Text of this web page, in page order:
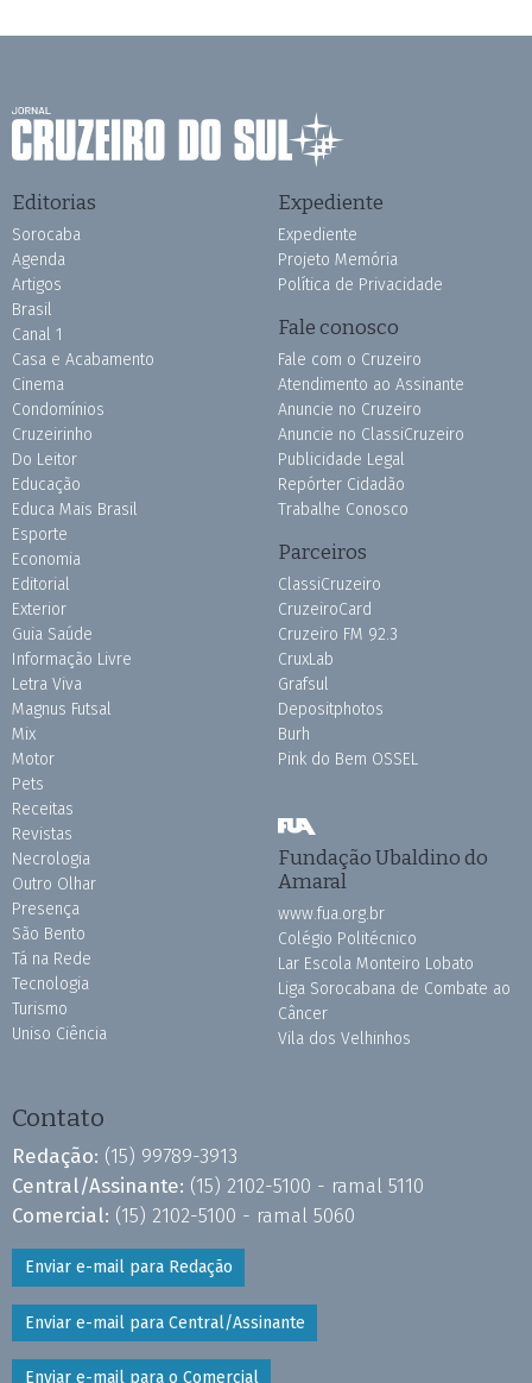
Editorias
Sorocaba
Agenda
Artigos
Brasil
Canal 1
Casa e Acabamento
Cinema
Condomínios
Cruzeirinho
Do Leitor
Educação
Educa Mais Brasil
Esporte
Economia
Editorial
Exterior
Guia Saúde
Informação Livre
Letra Viva
Magnus Futsal
Mix
Motor
Pets
Receitas
Revistas
Necrologia
Outro Olhar
Presença
São Bento
Tá na Rede
Tecnologia
Turismo
Uniso Ciência
Expediente
Expediente
Projeto Memória
Política de Privacidade
Fale conosco
Fale com o Cruzeiro
Atendimento ao Assinante
Anuncie no Cruzeiro
Anuncie no ClassiCruzeiro
Publicidade Legal
Repórter Cidadão
Trabalhe Conosco
Parceiros
ClassiCruzeiro
CruzeiroCard
Cruzeiro FM 92.3
CruxLab
Grafsul
Depositphotos
Burh
Pink do Bem OSSEL
Fundação Ubaldino do
Amaral
www.fua.org.br
Colégio Politécnico
Lar Escola Monteiro Lobato
Liga Sorocabana de Combate ao
Câncer
Vila dos Velhinhos
Contato
Redação: (15) 99789-3913
Central/Assinante: (15) 2102-5100 - ramal 5110
Comercial: (15) 2102-5100 - ramal 5060
Enviar e-mail para Redação
Enviar e-mail para Central/Assinante
Enviar e-mail para o Comercial